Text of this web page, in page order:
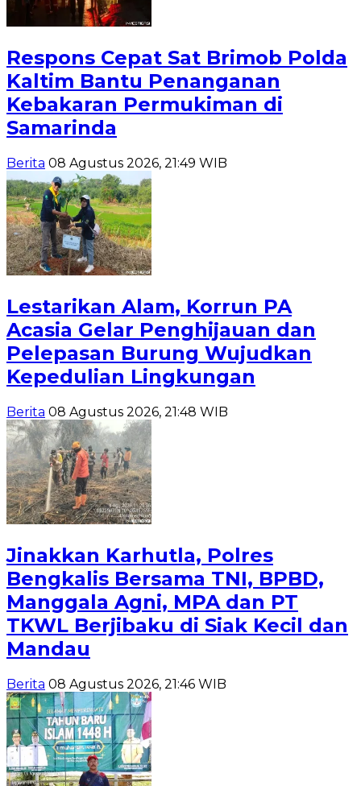
Respons Cepat Sat Brimob Polda
Kaltim Bantu Penanganan
Kebakaran Permukiman di
Samarinda
Berita 08 Agustus 2026, 21:49 WIB
Lestarikan Alam, Korrun PA
Acasia Gelar Penghijauan dan
Pelepasan Burung Wujudkan
Kepedulian Lingkungan
Berita 08 Agustus 2026, 21:48 WIB
Jinakkan Karhutla, Polres
Bengkalis Bersama TNI, BPBD,
Manggala Agni, MPA dan PT
TKWL Berjibaku di Siak Kecil dan
Mandau
Berita 08 Agustus 2026, 21:46 WIB